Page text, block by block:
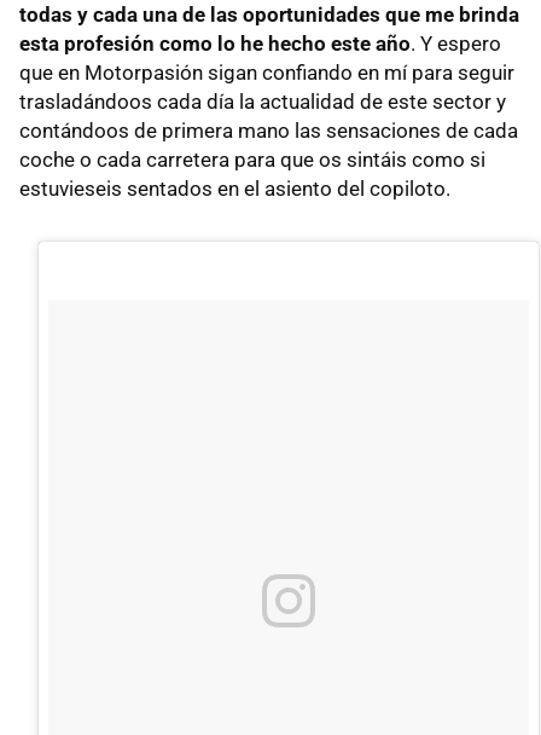
todas y cada una de las oportunidades que me brinda
esta profesión como lo he hecho este año. Y espero
que en Motorpasión sigan confiando en mí para seguir
trasladándoos cada día la actualidad de este sector y
contándoos de primera mano las sensaciones de cada
coche o cada carretera para que os sintáis como si
estuvieseis sentados en el asiento del copiloto.